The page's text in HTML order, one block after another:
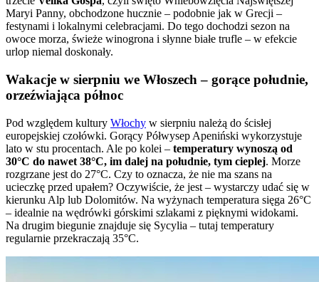
Maryi Panny, obchodzone hucznie – podobnie jak w Grecji –
festynami i lokalnymi celebracjami. Do tego dochodzi sezon na
owoce morza, świeże winogrona i słynne białe trufle – w efekcie
urlop niemal doskonały.
Wakacje w sierpniu we Włoszech – gorące południe,
orzeźwiająca północ
Pod względem kultury Włochy w sierpniu należą do ścisłej
europejskiej czołówki. Gorący Półwysep Apeniński wykorzystuje
lato w stu procentach. Ale po kolei – temperatury wynoszą od
30°C do nawet 38°C, im dalej na południe, tym cieplej. Morze
rozgrzane jest do 27°C. Czy to oznacza, że nie ma szans na
ucieczkę przed upałem? Oczywiście, że jest – wystarczy udać się w
kierunku Alp lub Dolomitów. Na wyżynach temperatura sięga 26°C
– idealnie na wędrówki górskimi szlakami z pięknymi widokami.
Na drugim biegunie znajduje się Sycylia – tutaj temperatury
regularnie przekraczają 35°C.